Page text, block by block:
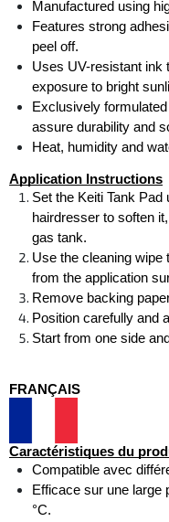
Manufactured using
Features strong
peel off.
Uses UV-resistant ink
exposure to bright
Exclusively
assure durability and
Heat, humidity and
Application Instructions
Set the Keiti Tank
hairdresser to soften
gas tank.
Use the cleaning wipe
from the application
Remove backing
Position carefully and
Start from one side
FRANÇAIS
Caractéristiques du
Compatible avec
Efficace sur une large
°C.